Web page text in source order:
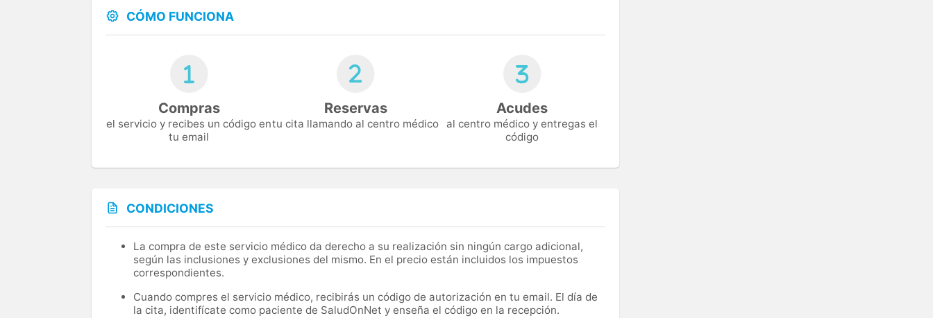
CÓMO FUNCIONA
Compras
el servicio y recibes un código en
tu email
Reservas
tu cita llamando al centro médico
Acudes
al centro médico y entregas el
código
CONDICIONES
La compra de este servicio médico da derecho a su realización sin ningún cargo adicional,
según las inclusiones y exclusiones del mismo. En el precio están incluidos los impuestos
correspondientes.
Cuando compres el servicio médico, recibirás un código de autorización en tu email. El día de
la cita, identifícate como paciente de SaludOnNet y enseña el código en la recepción.